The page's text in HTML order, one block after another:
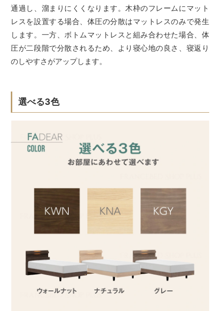
通過し、溜まりにくくなります。木枠のフレームにマット
レスを設置する場合、体圧の分散はマットレスのみで発生
します。一方、ボトムマットレスと組み合わせた場合、体
圧が二段階で分散されるため、より寝心地の良さ、寝返り
のしやすさがアップします。
選べる3色